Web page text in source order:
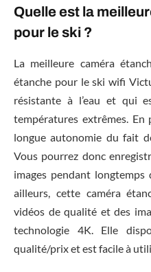
Quelle est la
pour le ski ?
La meilleure caméra
étanche pour le ski wifi
résistante à l’eau et qui
températures extrêmes. En
longue autonomie du fait
Vous pourrez donc
images pendant
ailleurs, cette caméra
vidéos de qualité et des
technologie 4K. Elle
qualité/prix et est facile à